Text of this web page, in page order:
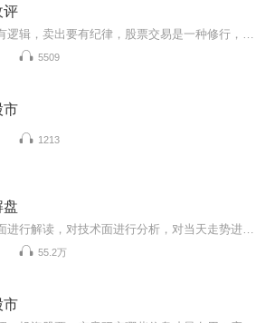
评
5509
市
1213
盘
55.2万
市